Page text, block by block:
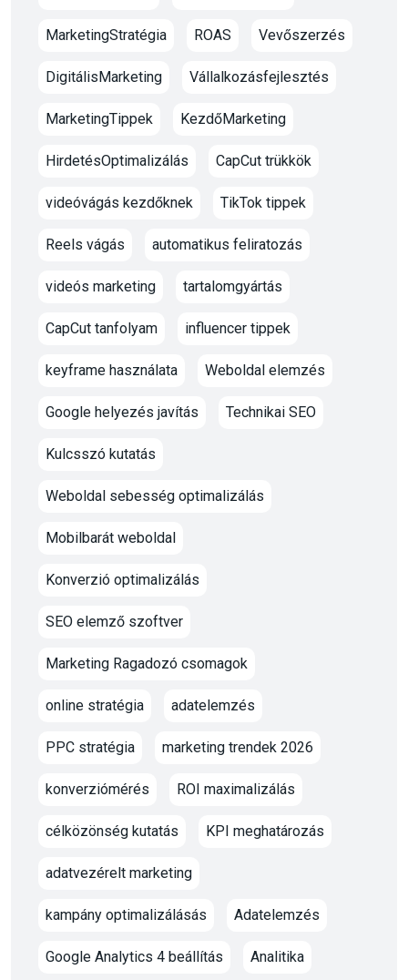
MarketingStratégia ROAS Vevőszerzés
DigitálisMarketing Vállalkozásfejlesztés
MarketingTippek KezdőMarketing
HirdetésOptimalizálás CapCut trükkök
videóvágás kezdőknek TikTok tippek
Reels vágás automatikus feliratozás
videós marketing tartalomgyártás
CapCut tanfolyam influencer tippek
keyframe használata Weboldal elemzés
Google helyezés javítás Technikai SEO
Kulcsszó kutatás
Weboldal sebesség optimalizálás
Mobilbarát weboldal
Konverzió optimalizálás
SEO elemző szoftver
Marketing Ragadozó csomagok
online stratégia adatelemzés
PPC stratégia marketing trendek 2026
konverziómérés ROI maximalizálás
célközönség kutatás KPI meghatározás
adatvezérelt marketing
kampány optimalizálásás Adatelemzés
Google Analytics 4 beállítás Analitika